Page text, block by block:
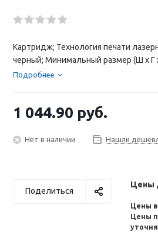
Картридж; Технология печати
черный; Минимальный размер (Ш x Г
Подробнее
1 044.90 руб.
Нет в наличии Нашли
Поделиться
Цены
Цены в
Цены